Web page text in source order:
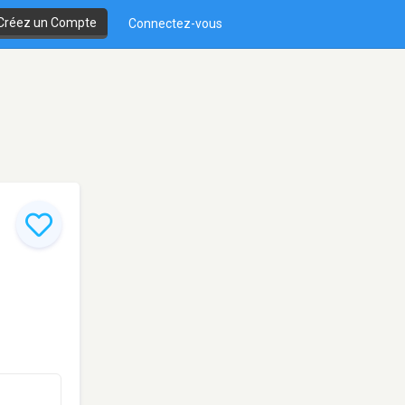
un Compte Connectez-vous